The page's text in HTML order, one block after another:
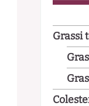
Grassi